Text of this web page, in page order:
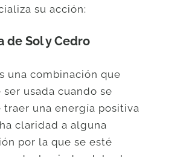
su acción:
de Sol y Cedro
una combinación que
ser usada cuando se
traer una energía positiva
claridad a alguna
por la que se esté